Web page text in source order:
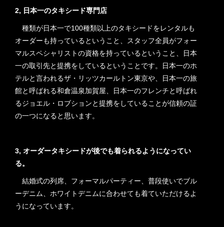
2, 日本一のタキシード専門店
種類が日本一で100種類以上のタキシードをレンタルも
オーダーも持っているということ、スタッフ全員がフォー
マルスペシャリストの資格を持っているということ、日本
一の取引先と提携をしているということです。日本一のホ
テルと言われるザ・リッツカールトン東京や、日本一の旅
館と呼ばれる和倉温泉加賀屋、日本一のフレンチと呼ばれ
るジョエル・ロブションと提携をしていることが信頼の証
の一つになると思います。
3, オーダータキシードが後でも着られるようになってい
る。
結婚式の列席、フォーマルパーティー、普段使いでブル
ーデニム、ホワイトデニムに合わせても着ていただけるよ
うになっています。